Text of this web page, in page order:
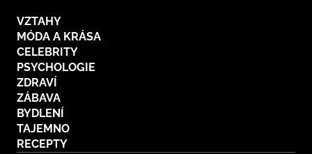
VZTAHY
MÓDA A KRÁSA
CELEBRITY
PSYCHOLOGIE
ZDRAVÍ
ZÁBAVA
BYDLENÍ
TAJEMNO
RECEPTY